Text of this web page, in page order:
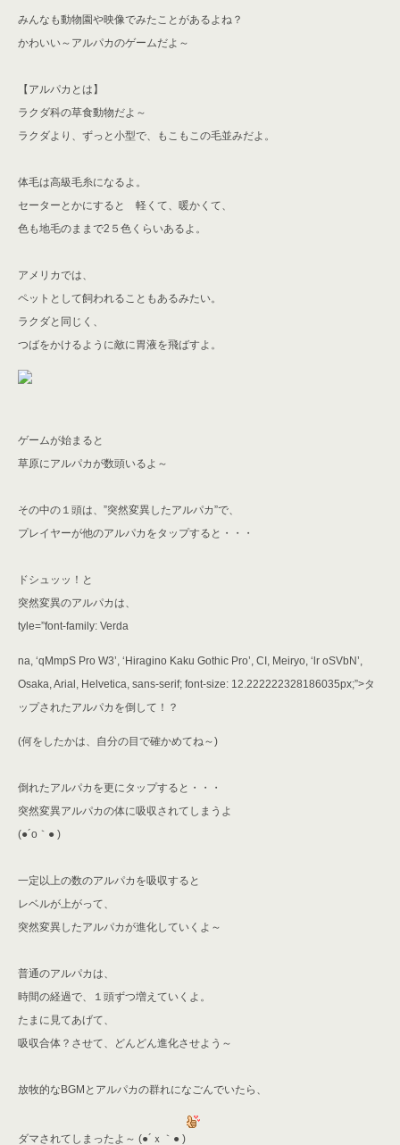
みんなも動物園や映像でみたことがあるよね？
かわいい～アルパカのゲームだよ～
【アルパカとは】
ラクダ科の草食動物だよ～
ラクダより、ずっと小型で、もこもこの毛並みだよ。
体毛は高級毛糸になるよ。
セーターとかにすると 軽くて、暖かくて、
色も地毛のままで2５色くらいあるよ。
アメリカでは、
ペットとして飼われることもあるみたい。
ラクダと同じく、
つばをかけるように敵に胃液を飛ばすよ。
ゲームが始まると
草原にアルパカが数頭いるよ～
その中の１頭は、”突然変異したアルパカ”で、
プレイヤーが他のアルパカをタップすると・・・
ドシュッッ！と
突然変異のアルパカは、
tyle=”font-family: Verda
na, ‘qMmpS Pro W3’, ‘Hiragino Kaku Gothic Pro’, CI, Meiryo, ‘lr oSVbN’,
Osaka, Arial, Helvetica, sans-serif; font-size: 12.222222328186035px;”>タ
ップされたアルパカを倒して！？
(何をしたかは、自分の目で確かめてね～)
倒れたアルパカを更にタップすると・・・
突然変異アルパカの体に吸収されてしまうよ
(●´o｀● )
一定以上の数のアルパカを吸収すると
レベルが上がって、
突然変異したアルパカが進化していくよ～
普通のアルパカは、
時間の経過で、１頭ずつ増えていくよ。
たまに見てあげて、
吸収合体？させて、どんどん進化させよう～
放牧的なBGMとアルパカの群れになごんでいたら、
ダマされてしまったよ～ (●´ｘ｀● )